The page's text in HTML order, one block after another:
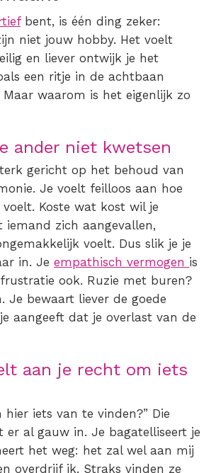
bent, is één ding zeker:
niet jouw hobby. Het voelt
en liever ontwijk je het
een ritje in de achtbaan
Maar waarom is het eigenlijk zo
ander niet kwetsen
gericht op het behoud van
Je voelt feilloos aan hoe
Koste wat kost wil je
iemand zich aangevallen,
voelt. Dus slik je je
in. Je empathisch vermogen is
ook. Ruzie met buren?
Je bewaart liever de goede
aangeeft dat je overlast van de
aan je recht om iets
hier iets van te vinden?” Die
er al gauw in. Je bagatelliseert je
het weg: het zal wel aan mij
overdrijf ik. Straks vinden ze